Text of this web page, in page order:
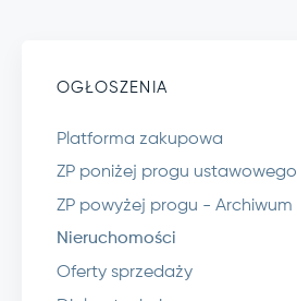
OGŁOSZENIA
Platforma zakupowa
ZP poniżej progu ustawowego
ZP powyżej progu - Archiwum
Nieruchomości
Oferty sprzedaży